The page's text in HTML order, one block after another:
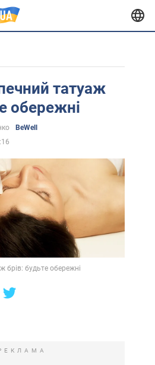
татуаж
обережні
BeWell
брів: будьте обережні